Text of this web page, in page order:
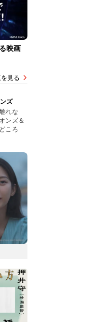
映画
見る
ズ
れな
ンズ＆
ころ